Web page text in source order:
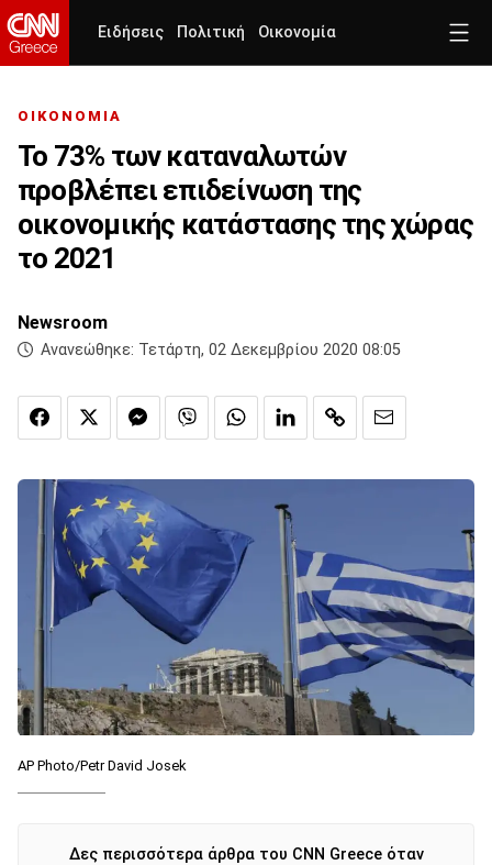
Ειδήσεις Πολιτική Οικονομία
ΟΙΚΟΝΟΜΙΑ
Το 73% των καταναλωτών
προβλέπει επιδείνωση της
οικονομικής κατάστασης της χώρας
το 2021
Newsroom
Ανανεώθηκε: Τετάρτη, 02 Δεκεμβρίου 2020 08:05
AP Photo/Petr David Josek
Δες περισσότερα άρθρα του CNN Greece όταν